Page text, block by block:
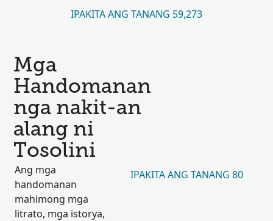
IPAKITA ANG TANANG 59,273
Mga
Handomanan
nga nakit-an
alang ni
Tosolini
Ang mga
handomanan
mahimong mga
litrato, mga istorya,
IPAKITA ANG TANANG 80